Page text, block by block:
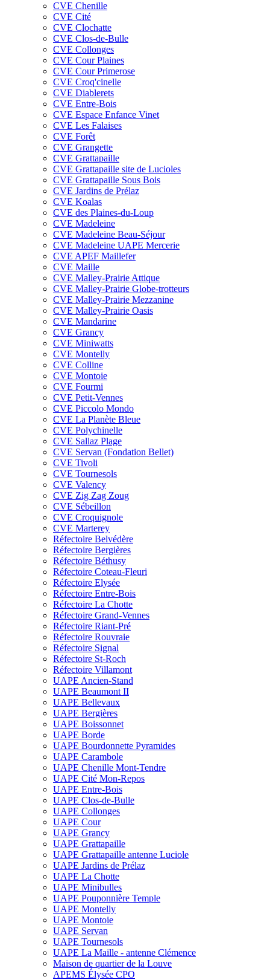
CVE Chenille
CVE Cité
CVE Clochatte
CVE Clos-de-Bulle
CVE Collonges
CVE Cour Plaines
CVE Cour Primerose
CVE Croq'cinelle
CVE Diablerets
CVE Entre-Bois
CVE Espace Enfance Vinet
CVE Les Falaises
CVE Forêt
CVE Grangette
CVE Grattapaille
CVE Grattapaille site de Lucioles
CVE Grattapaille Sous Bois
CVE Jardins de Prélaz
CVE Koalas
CVE des Plaines-du-Loup
CVE Madeleine
CVE Madeleine Beau-Séjour
CVE Madeleine UAPE Mercerie
CVE APEF Maillefer
CVE Maille
CVE Malley-Prairie Attique
CVE Malley-Prairie Globe-trotteurs
CVE Malley-Prairie Mezzanine
CVE Malley-Prairie Oasis
CVE Mandarine
CVE Grancy
CVE Miniwatts
CVE Montelly
CVE Colline
CVE Montoie
CVE Fourmi
CVE Petit-Vennes
CVE Piccolo Mondo
CVE La Planète Bleue
CVE Polychinelle
CVE Sallaz Plage
CVE Servan (Fondation Bellet)
CVE Tivoli
CVE Tournesols
CVE Valency
CVE Zig Zag Zoug
CVE Sébeillon
CVE Croquignole
CVE Marterey
Réfectoire Belvédère
Réfectoire Bergières
Réfectoire Béthusy
Réfectoire Coteau-Fleuri
Réfectoire Elysée
Réfectoire Entre-Bois
Réfectoire La Chotte
Réfectoire Grand-Vennes
Réfectoire Riant-Pré
Réfectoire Rouvraie
Réfectoire Signal
Réfectoire St-Roch
Réfectoire Villamont
UAPE Ancien-Stand
UAPE Beaumont II
UAPE Bellevaux
UAPE Bergières
UAPE Boissonnet
UAPE Borde
UAPE Bourdonnette Pyramides
UAPE Carambole
UAPE Chenille Mont-Tendre
UAPE Cité Mon-Repos
UAPE Entre-Bois
UAPE Clos-de-Bulle
UAPE Collonges
UAPE Cour
UAPE Grancy
UAPE Grattapaille
UAPE Grattapaille antenne Luciole
UAPE Jardins de Prélaz
UAPE La Chotte
UAPE Minibulles
UAPE Pouponnière Temple
UAPE Montelly
UAPE Montoie
UAPE Servan
UAPE Tournesols
UAPE La Maille - antenne Clémence
Maison de quartier de la Louve
APEMS Élysée CPO